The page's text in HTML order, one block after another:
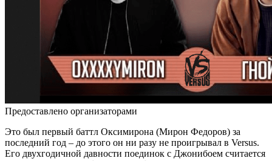
Предоставлено организаторами
Это был первый баттл Оксимирона (Мирон Федоров) за
последний год – до этого он ни разу не проигрывал в Versus.
Его двухгодичной давности поединок с Джонибоем считается